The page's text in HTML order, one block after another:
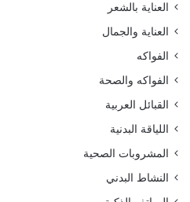
العناية بالشعر
العناية والجمال
الفواكه
الفواكه والصحة
القبائل العربية
اللياقة البدنية
المشروبات الصحية
النشاط البدني